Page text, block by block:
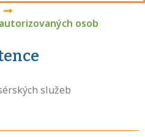
osob
služeb